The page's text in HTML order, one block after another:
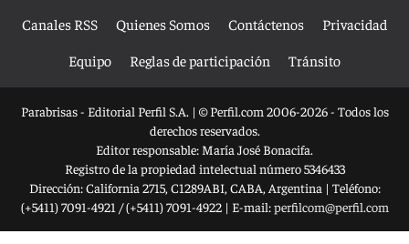
Canales RSS Quienes Somos Contáctenos
Privacidad
Equipo
Reglas de participación Tránsito
Parabrisas - Editorial Perfil S.A. | © Perfil.com 2006-2026 - Todos los
derechos reservados.
Editor responsable: María José Bonacifa.
Registro de la propiedad intelectual número 5346433
Dirección:California 2715, C1289ABI, CABA, Argentina | Teléfono:
(+5411) 7091-4921 /(+5411) 7091-4922| E-mail:perfilcom@perfil.com